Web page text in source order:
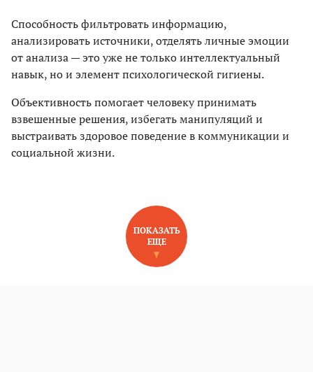
Способность фильтровать информацию,
анализировать источники, отделять личные эмоции
от анализа — это уже не только интеллектуальный
навык, но и элемент психологической гигиены.
Объективность помогает человеку принимать
взвешенные решения, избегать манипуляций и
выстраивать здоровое поведение в коммуникации и
социальной жизни.
НОВОЕ НА САЙТЕ
ПОКАЗАТЬ
ЕЩЕ